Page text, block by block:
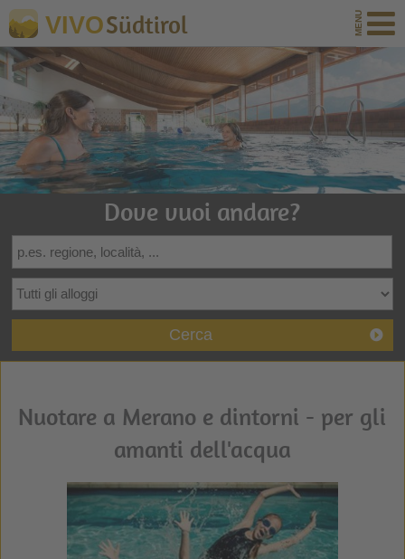
VIVOSüdtirol
Dove vuoi andare?
Cerca
Nuotare a Merano e dintorni - per gli
amanti dell'acqua